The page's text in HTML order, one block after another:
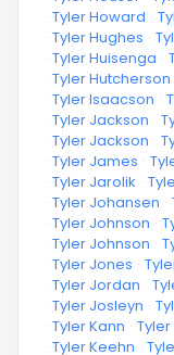
· Tyler Howard ·
· Tyler Hughes ·
· Tyler Huisenga ·
· Tyler Hutcherson
· Tyler Isaacson ·
· Tyler Jackson ·
· Tyler Jackson ·
· Tyler James ·
· Tyler Jarolik ·
· Tyler Johansen ·
· Tyler Johnson ·
· Tyler Johnson ·
· Tyler Jones ·
· Tyler Jordan ·
· Tyler Josleyn ·
· Tyler Kann ·
· Tyler Keehn ·